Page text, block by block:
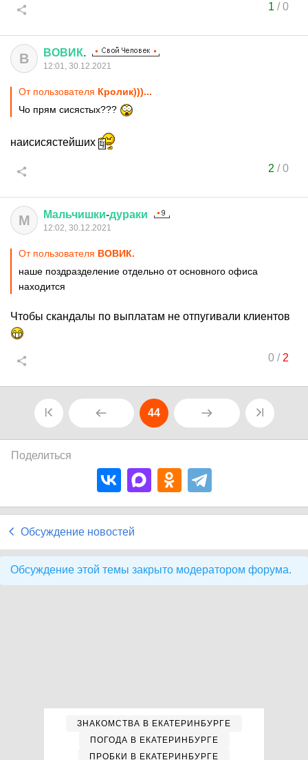
1 /0
В ВОВИК.
12:01, 30.12.2021
От пользователя Кролик)))...
Чо прям сисястых???
наисисястейших
2 /0
М Мальчишки-дураки
12:02, 30.12.2021
От пользователя ВОВИК.
наше поздразделение отдельно от основного офиса
находится
Чтобы скандалы по выплатам не отпугивали клиентов
0/ 2
44
Поделиться
Обсуждение новостей
Обсуждение этой темы закрыто модератором форума.
ЗНАКОМСТВА В ЕКАТЕРИНБУРГЕ
ПОГОДА В ЕКАТЕРИНБУРГЕ
ПРОБКИ В ЕКАТЕРИНБУРГЕ